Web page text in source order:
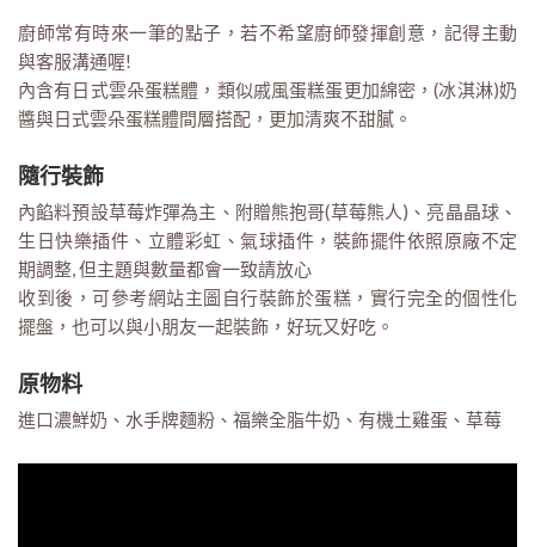
廚師常有時來一筆的點子，若不希望廚師發揮創意，記得主動
與客服溝通喔!
內含有日式雲朵蛋糕體，類似戚風蛋糕蛋更加綿密，(冰淇淋)奶
醬與日式雲朵蛋糕體間層搭配，更加清爽不甜膩。
隨行裝飾
內餡料預設草莓炸彈為主、附贈熊抱哥(草莓熊人)、亮晶晶球、
生日快樂插件、立體彩虹、氣球插件，裝飾擺件依照原廠不定
期調整, 但主題與數量都會一致請放心
收到後，可參考網站主圖自行裝飾於蛋糕，實行完全的個性化
擺盤，也可以與小朋友一起裝飾，好玩又好吃。
原物料
進口濃鮮奶、水手牌麵粉、福樂全脂牛奶、有機土雞蛋、草莓